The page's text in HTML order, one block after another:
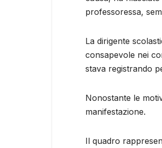
professoressa,
La dirigente
consapevole nei
stava registrando
Nonostante le
manifestazione.
Il quadro